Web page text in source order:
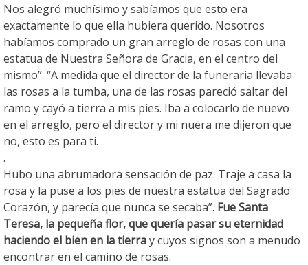
Nos alegró muchísimo y sabíamos que esto era
exactamente lo que ella hubiera querido. Nosotros
habíamos comprado un gran arreglo de rosas con una
estatua de Nuestra Señora de Gracia, en el centro del
mismo”. “A medida que el director de la funeraria llevaba
las rosas a la tumba, una de las rosas pareció saltar del
ramo y cayó a tierra a mis pies. Iba a colocarlo de nuevo
en el arreglo, pero el director y mi nuera me dijeron que
no, esto es para ti.
.
Hubo una abrumadora sensación de paz. Traje a casa la
rosa y la puse a los pies de nuestra estatua del Sagrado
Corazón, y parecía que nunca se secaba”. Fue Santa
Teresa, la pequeña flor, que quería pasar su eternidad
haciendo el bien en la tierray cuyos signos son a menudo
encontrar en el camino de rosas.